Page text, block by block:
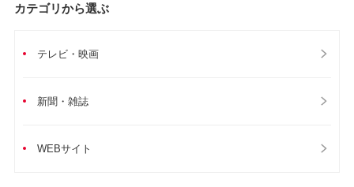
カテゴリから選ぶ
テレビ・映画
新聞・雑誌
WEBサイト